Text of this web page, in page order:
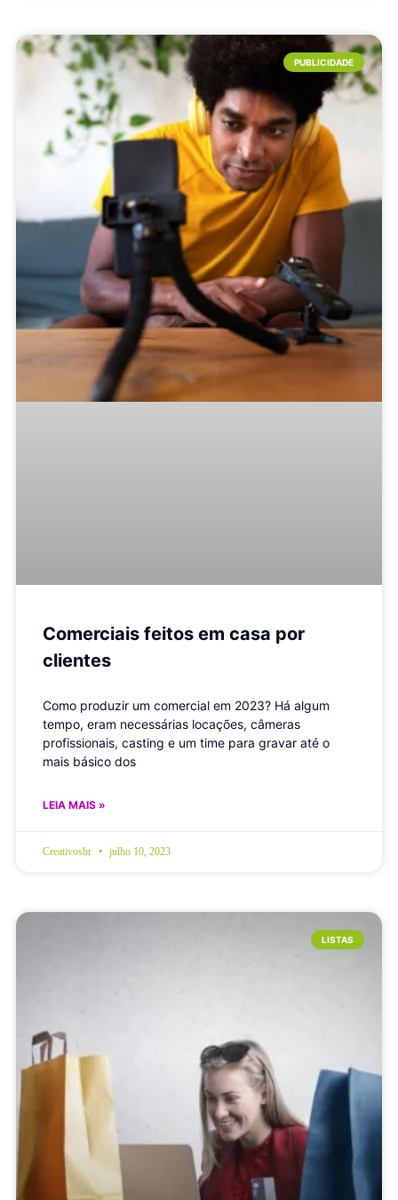
PUBLICIDADE
Comerciais feitos em casa por
clientes
Como produzir um comercial em 2023? Há algum
tempo, eram necessárias locações, câmeras
profissionais, casting e um time para gravar até o
mais básico dos
LEIA MAIS »
Creativosbr julho 10, 2023
LISTAS